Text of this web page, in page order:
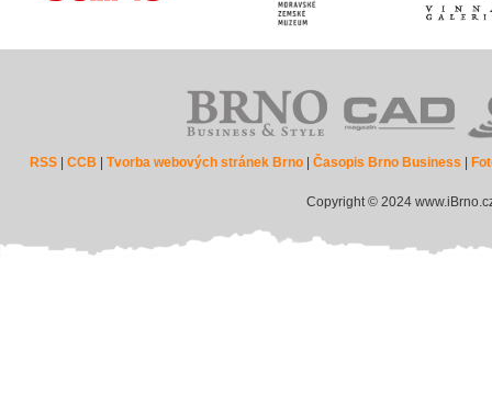
RSS |CCB |Tvorba webových stránek Brno |Časopis Brno Business
Copyright © 2024